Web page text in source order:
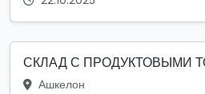
СКЛАД С ПРОДУКТОВЫМИ
Ашкелон